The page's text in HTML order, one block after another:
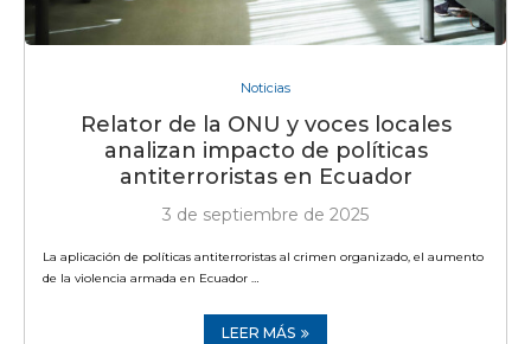
Noticias
Relator de la ONU y voces locales
analizan impacto de políticas
antiterroristas en Ecuador
3 de septiembre de 2025
La aplicación de políticas antiterroristas al crimen organizado, el aumento
de la violencia armada en Ecuador …
LEER MÁS